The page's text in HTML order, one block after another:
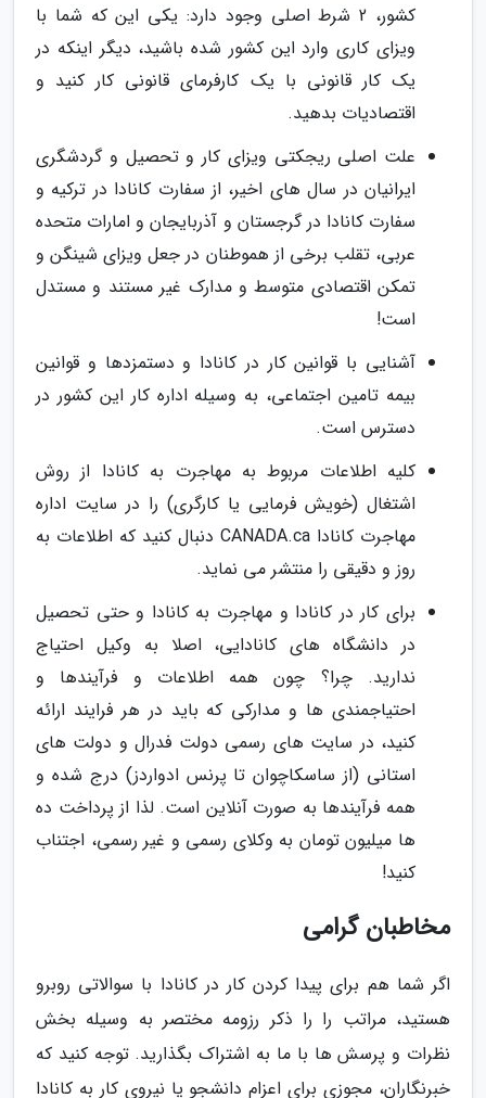
کشور، 2 شرط اصلی وجود دارد: یکی این که شما با
ویزای کاری وارد این کشور شده باشید، دیگر اینکه در
یک کار قانونی با یک کارفرمای قانونی کار کنید و
اقتصادیات بدهید.
علت اصلی ریجکتی ویزای کار و تحصیل و گردشگری
ایرانیان در سال های اخیر، از سفارت کانادا در ترکیه و
سفارت کانادا در گرجستان و آذربایجان و امارات متحده
عربی، تقلب برخی از هموطنان در جعل ویزای شینگن و
تمکن اقتصادی متوسط و مدارک غیر مستند و مستدل
است!
آشنایی با قوانین کار در کانادا و دستمزدها و قوانین
بیمه تامین اجتماعی، به وسیله اداره کار این کشور در
دسترس است.
کلیه اطلاعات مربوط به مهاجرت به کانادا از روش
اشتغال (خویش فرمایی یا کارگری) را در سایت اداره
مهاجرت کانادا CANADA.ca دنبال کنید که اطلاعات به
روز و دقیقی را منتشر می نماید.
برای کار در کانادا و مهاجرت به کانادا و حتی تحصیل
در دانشگاه های کانادایی، اصلا به وکیل احتیاج
ندارید. چرا؟ چون همه اطلاعات و فرآیندها و
احتیاجمندی ها و مدارکی که باید در هر فرایند ارائه
کنید، در سایت های رسمی دولت فدرال و دولت های
استانی (از ساسکاچوان تا پرنس ادواردز) درج شده و
همه فرآیندها به صورت آنلاین است. لذا از پرداخت ده
ها میلیون تومان به وکلای رسمی و غیر رسمی، اجتناب
کنید!
مخاطبان گرامی
اگر شما هم برای پیدا کردن کار در کانادا با سوالاتی روبرو
هستید، مراتب را را ذکر رزومه مختصر به وسیله بخش
نظرات و پرسش ها با ما به اشتراک بگذارید. توجه کنید که
خبرنگاران، مجوزی برای اعزام دانشجو یا نیروی کار به کانادا